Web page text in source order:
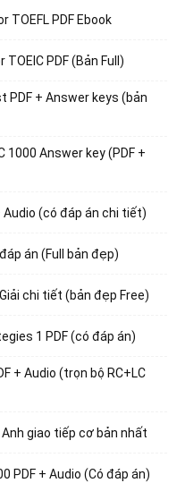
TOEFL PDF Ebook
PDF (Bản Full)
PDF + Answer keys (bản
1000 Answer key (PDF +
Audio (có đáp án chi tiết)
án (Full bản đẹp)
chi tiết (bản đẹp Free)
1 PDF (có đáp án)
+ Audio (trọn bộ RC+LC
giao tiếp cơ bản nhất
PDF + Audio (Có đáp án)